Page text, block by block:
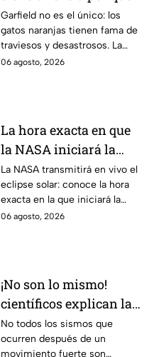
los gatos naranjas
tienen tanta fama de
hacer "desastres"
Garfield no es el único: los
gatos naranjas tienen fama de
traviesos y desastrosos. La
ciencia explica qué hay detrás
06 agosto, 2026
La hora exacta en que
la NASA iniciará la
transmisión en vivo
del eclipse solar
La NASA transmitirá en vivo el
eclipse solar: conoce la hora
exacta en la que iniciará la
cobertura para no perderte de
06 agosto, 2026
¡No son lo mismo!
científicos explican las
diferencias entre
enjambre sísmico y
No todos los sismos que
ocurren después de un
movimiento fuerte son